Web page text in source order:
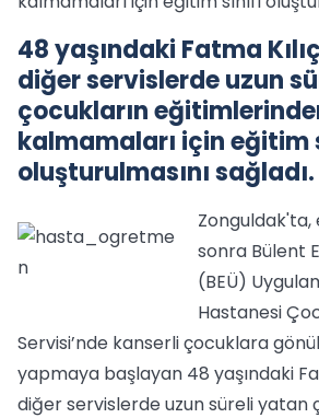
48 yaşındaki Fatma
diğer servislerde uzun
çocukların
kalmamaları için eğitim
oluşturulmasını sağladı.
sonra Bülent
(BEÜ)
Hastanesi
Servisi’nde kanserli çocuklara
yapmaya başlayan 48 yaşındaki
diğer servislerde uzun süreli yatan